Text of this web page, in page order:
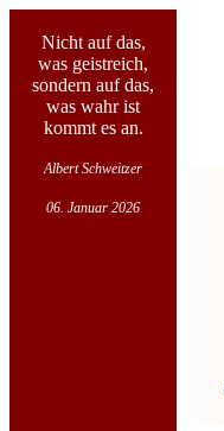
Nicht auf das,
was geistreich,
sondern auf das,
was wahr ist
kommt es an.
Albert Schweitzer
06. Januar 2026